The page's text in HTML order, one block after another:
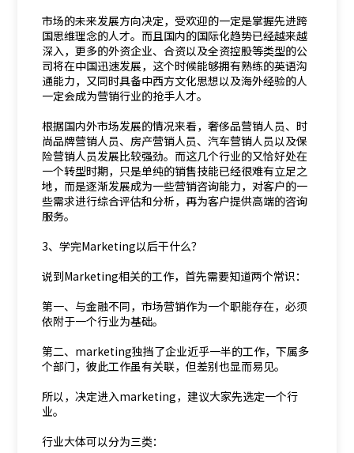
市场的未来发展方向决定，受欢迎的一定是掌握先进跨
国思维理念的人才。而且国内的国际化趋势已经越来越
深入，更多的外资企业、合资以及全资控股等类型的公
司将在中国迅速发展，这个时候能够拥有熟练的英语沟
通能力，又同时具备中西方文化思想以及海外经验的人
一定会成为营销行业的抢手人才。
根据国内外市场发展的情况来看，奢侈品营销人员、时
尚品牌营销人员、房产营销人员、汽车营销人员以及保
险营销人员发展比较强劲。而这几个行业的又恰好处在
一个转型时期，只是单纯的销售技能已经很难有立足之
地，而是逐渐发展成为一些营销咨询能力，对客户的一
些需求进行综合评估和分析，再为客户提供高端的咨询
服务。
3、学完Marketing以后干什么？
说到Marketing相关的工作，首先需要知道两个常识：
第一、与金融不同，市场营销作为一个职能存在，必须
依附于一个行业为基础。
第二、marketing独挡了企业近乎一半的工作，下属多
个部门，彼此工作虽有关联，但差别也显而易见。
所以，决定进入marketing，建议大家先选定一个行
业。
行业大体可以分为三类：